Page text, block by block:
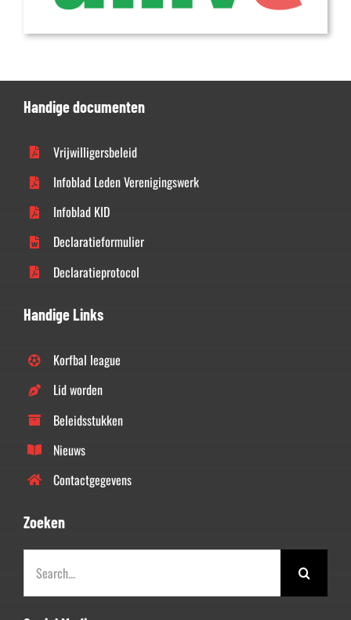
Handige documenten
Vrijwilligersbeleid
Infoblad Leden Verenigingswerk
Infoblad KID
Declaratieformulier
Declaratieprotocol
Handige Links
Korfbal league
Lid worden
Beleidsstukken
Nieuws
Contactgegevens
Zoeken
naar: